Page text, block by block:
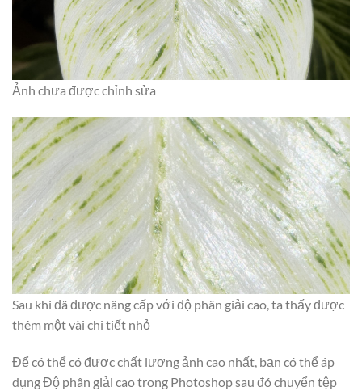
Ảnh chưa được chỉnh sửa
Sau khi đã được nâng cấp với độ phân giải cao, ta thấy được
thêm một vài chi tiết nhỏ
Để có thể có được chất lượng ảnh cao nhất, bạn có thể áp
dụng Độ phân giải cao trong Photoshop sau đó chuyển tệp